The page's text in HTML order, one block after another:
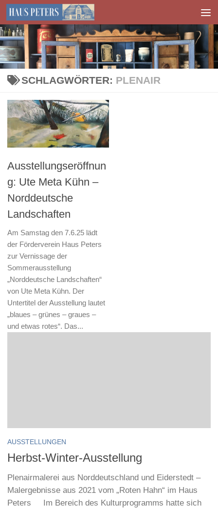
Zum Inhalt springen
SCHLAGWÖRTER: PLENAIR
Ausstellungseröffnun
g: Ute Meta Kühn –
Norddeutsche
Landschaften
Am Samstag den 7.6.25 lädt
der Förderverein Haus Peters
zur Vernissage der
Sommerausstellung
„Norddeutsche Landschaften“
von Ute Meta Kühn. Der
Untertitel der Ausstellung lautet
„blaues – grünes – graues –
und etwas rotes“. Das...
AUSSTELLUNGEN
Herbst-Winter-Ausstellung
Plenairmalerei aus Norddeutschland und Eiderstedt –
Malergebnisse aus 2021 vom „Roten Hahn“ im Haus
Peters Im Bereich des Kulturprogramms hatte sich